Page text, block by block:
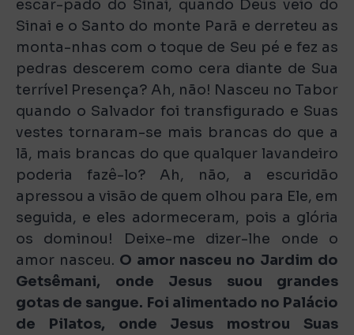
escar-pado do Sinai, quando Deus veio do
Sinai e o Santo do monte Parã e derreteu as
monta-nhas com o toque de Seu pé e fez as
pedras descerem como cera diante de Sua
terrível Presença? Ah, não! Nasceu no Tabor
quando o Salvador foi transfigurado e Suas
vestes tornaram-se mais brancas do que a
lã, mais brancas do que qualquer lavandeiro
poderia fazê-lo? Ah, não, a escuridão
apressou a visão de quem olhou para Ele, em
seguida, e eles adormeceram, pois a glória
os dominou! Deixe-me dizer-lhe onde o
amor nasceu. O amor nasceu no Jardim do
Getsêmani, onde Jesus suou grandes
gotas de sangue. Foi alimentado no Palácio
de Pilatos, onde Jesus mostrou Suas